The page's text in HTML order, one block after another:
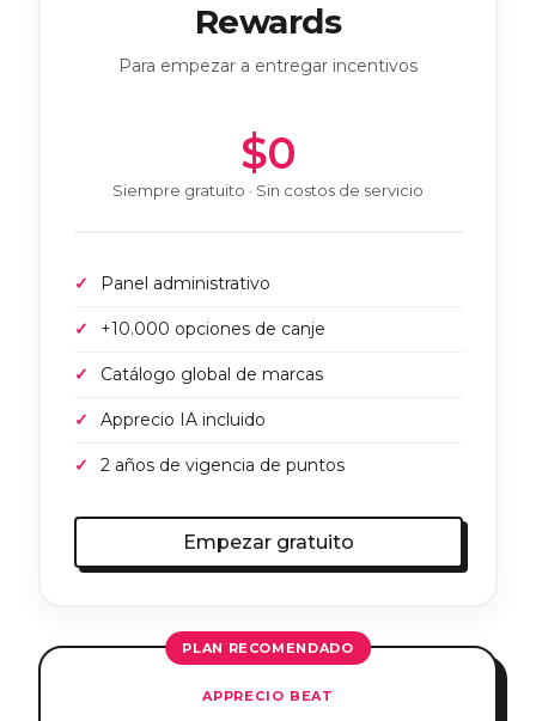
Rewards
Para empezar a entregar incentivos
$0
Siempre gratuito · Sin costos de servicio
Panel administrativo
+10.000 opciones de canje
Catálogo global de marcas
Apprecio IA incluido
2 años de vigencia de puntos
Empezar gratuito
PLAN RECOMENDADO
APPRECIO BEAT